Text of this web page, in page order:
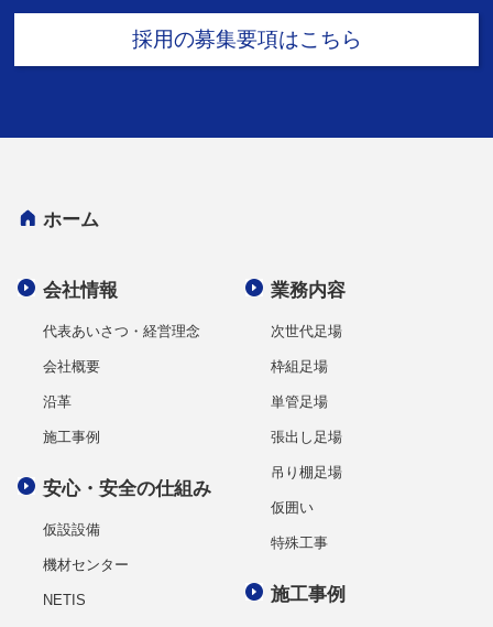
採用の募集要項はこちら
ホーム
会社情報
代表あいさつ・経営理念
会社概要
沿革
施工事例
安心・安全の仕組み
仮設設備
機材センター
NETIS
業務内容
次世代足場
枠組足場
単管足場
張出し足場
吊り棚足場
仮囲い
特殊工事
施工事例